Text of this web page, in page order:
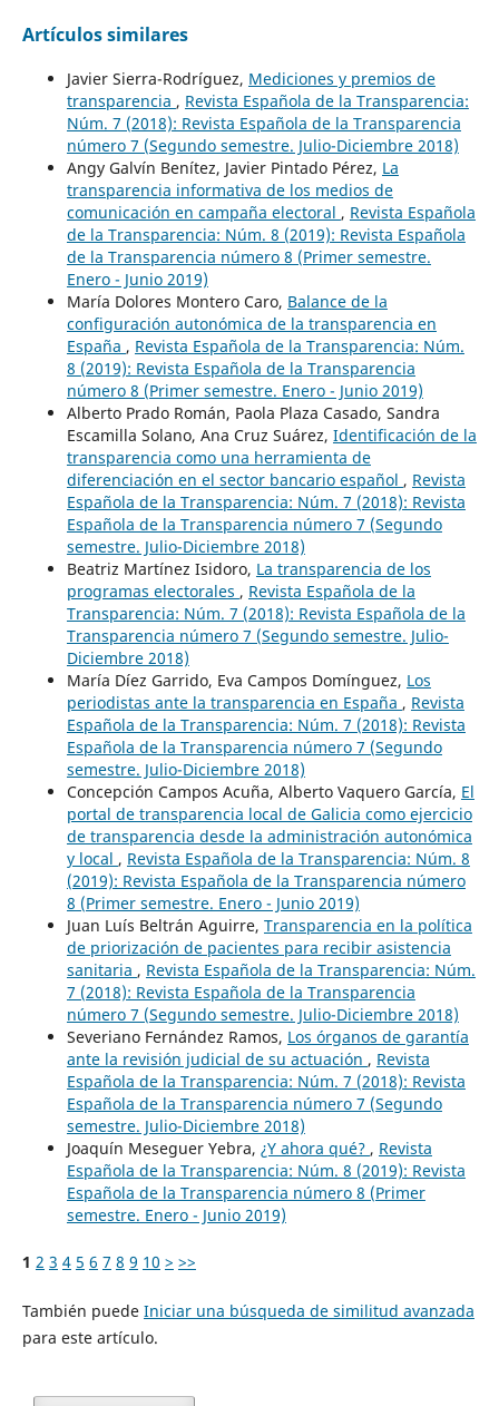
Artículos similares
Javier Sierra-Rodríguez, Mediciones y premios de
transparencia , Revista Española de la Transparencia:
Núm. 7 (2018): Revista Española de la Transparencia
número 7 (Segundo semestre. Julio-Diciembre 2018)
Angy Galvín Benítez, Javier Pintado Pérez, La
transparencia informativa de los medios de
comunicación en campaña electoral , Revista Española
de la Transparencia: Núm. 8 (2019): Revista Española
de la Transparencia número 8 (Primer semestre.
Enero - Junio 2019)
María Dolores Montero Caro, Balance de la
configuración autonómica de la transparencia en
España , Revista Española de la Transparencia: Núm.
8 (2019): Revista Española de la Transparencia
número 8 (Primer semestre. Enero - Junio 2019)
Alberto Prado Román, Paola Plaza Casado, Sandra
Escamilla Solano, Ana Cruz Suárez, Identificación de la
transparencia como una herramienta de
diferenciación en el sector bancario español , Revista
Española de la Transparencia: Núm. 7 (2018): Revista
Española de la Transparencia número 7 (Segundo
semestre. Julio-Diciembre 2018)
Beatriz Martínez Isidoro, La transparencia de los
programas electorales , Revista Española de la
Transparencia: Núm. 7 (2018): Revista Española de la
Transparencia número 7 (Segundo semestre. Julio-
Diciembre 2018)
María Díez Garrido, Eva Campos Domínguez, Los
periodistas ante la transparencia en España , Revista
Española de la Transparencia: Núm. 7 (2018): Revista
Española de la Transparencia número 7 (Segundo
semestre. Julio-Diciembre 2018)
Concepción Campos Acuña, Alberto Vaquero García, El
portal de transparencia local de Galicia como ejercicio
de transparencia desde la administración autonómica
y local , Revista Española de la Transparencia: Núm. 8
(2019): Revista Española de la Transparencia número
8 (Primer semestre. Enero - Junio 2019)
Juan Luís Beltrán Aguirre, Transparencia en la política
de priorización de pacientes para recibir asistencia
sanitaria , Revista Española de la Transparencia: Núm.
7 (2018): Revista Española de la Transparencia
número 7 (Segundo semestre. Julio-Diciembre 2018)
Severiano Fernández Ramos, Los órganos de garantía
ante la revisión judicial de su actuación , Revista
Española de la Transparencia: Núm. 7 (2018): Revista
Española de la Transparencia número 7 (Segundo
semestre. Julio-Diciembre 2018)
Joaquín Meseguer Yebra, ¿Y ahora qué? , Revista
Española de la Transparencia: Núm. 8 (2019): Revista
Española de la Transparencia número 8 (Primer
semestre. Enero - Junio 2019)
1 2 3 4 5 6 7 8 9 10 > >>
También puede Iniciar una búsqueda de similitud avanzada
para este artículo.